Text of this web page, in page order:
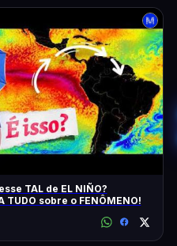
TAL de EL NIÑO?
TUDO sobre o FENÔMENO!